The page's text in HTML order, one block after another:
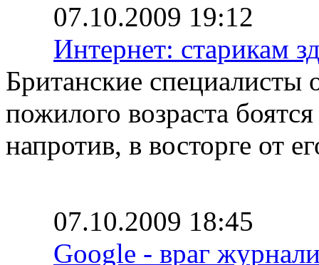
07.10.2009 19:12
Интернет: старикам
Британские специалисты
пожилого возраста
напротив, в восторге от
07.10.2009 18:45
Google - враг